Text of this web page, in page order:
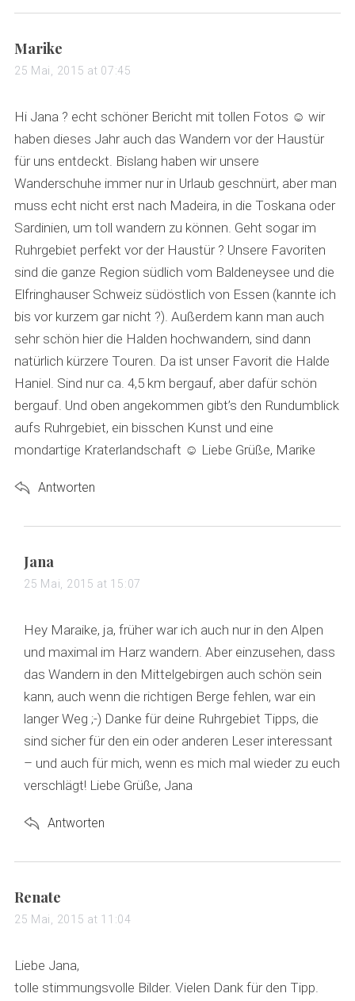
s
a
s
:
Marike
25 Mai, 2015 at 07:45
Hi Jana ? echt schöner Bericht mit tollen Fotos ☺️ wir
haben dieses Jahr auch das Wandern vor der Haustür
für uns entdeckt. Bislang haben wir unsere
Wanderschuhe immer nur in Urlaub geschnürt, aber man
muss echt nicht erst nach Madeira, in die Toskana oder
Sardinien, um toll wandern zu können. Geht sogar im
Ruhrgebiet perfekt vor der Haustür ? Unsere Favoriten
sind die ganze Region südlich vom Baldeneysee und die
Elfringhauser Schweiz südöstlich von Essen (kannte ich
bis vor kurzem gar nicht ?). Außerdem kann man auch
sehr schön hier die Halden hochwandern, sind dann
natürlich kürzere Touren. Da ist unser Favorit die Halde
Haniel. Sind nur ca. 4,5 km bergauf, aber dafür schön
bergauf. Und oben angekommen gibt’s den Rundumblick
aufs Ruhrgebiet, ein bisschen Kunst und eine
mondartige Kraterlandschaft ☺️ Liebe Grüße, Marike
Antworten
s
a
s
:
Jana
25 Mai, 2015 at 15:07
Hey Maraike, ja, früher war ich auch nur in den Alpen
und maximal im Harz wandern. Aber einzusehen, dass
das Wandern in den Mittelgebirgen auch schön sein
kann, auch wenn die richtigen Berge fehlen, war ein
langer Weg ;-) Danke für deine Ruhrgebiet Tipps, die
sind sicher für den ein oder anderen Leser interessant
– und auch für mich, wenn es mich mal wieder zu euch
verschlägt! Liebe Grüße, Jana
Antworten
s
a
s
:
Renate
25 Mai, 2015 at 11:04
Liebe Jana,
tolle stimmungsvolle Bilder. Vielen Dank für den Tipp.